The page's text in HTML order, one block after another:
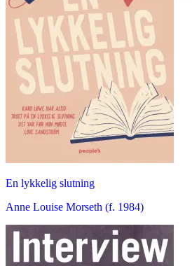
En lykkelig slutning
Anne Louise Morseth (f. 1984)